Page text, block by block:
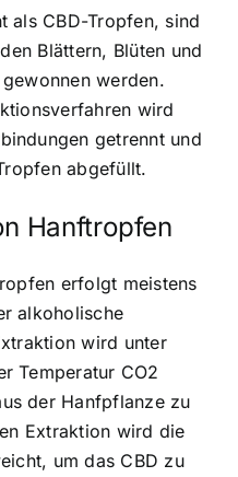
als CBD-Tropfen, sind
Blättern, Blüten und
werden.
wird
getrennt und
abgefüllt.
Hanftropfen
erfolgt meistens
alkoholische
wird unter
Temperatur CO2
der Hanfpflanze zu
Extraktion wird die
um das CBD zu